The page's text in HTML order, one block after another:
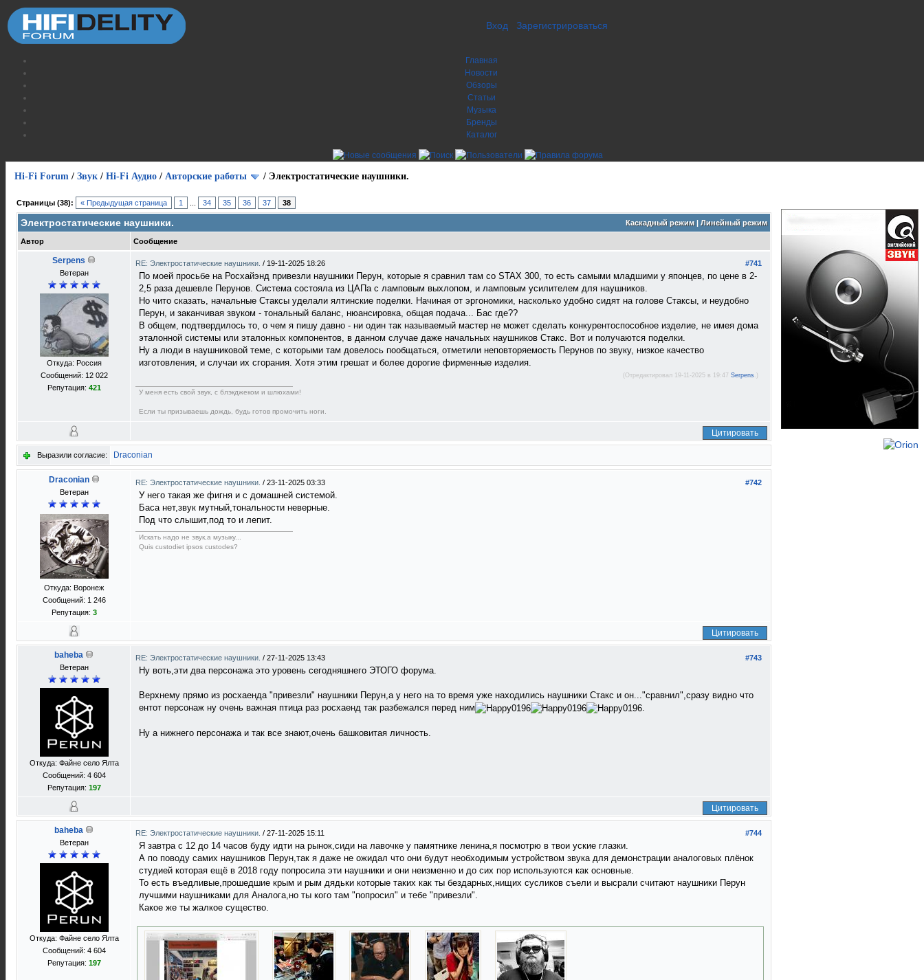
Вход Зарегистрироваться
Главная
Новости
Обзоры
Статьи
Музыка
Бренды
Каталог
Hi-Fi Forum / Звук / Hi-Fi Аудио / Авторские работы / Электростатические наушники.
Страницы (38): « Предыдущая страница 1 34 35 36 37 38
Каскадный режим| Линейный режим
Электростатические наушники.
Автор Сообщение
Serpens
Ветеран
Откуда: Россия
Сообщений: 12 022
Репутация: 421
#741
RE: Электростатические наушники. / 19-11-2025 18:26
По моей просьбе на Росхайэнд привезли наушники Перун, которые я сравнил там со STAX 300, то есть самыми младшими у японцев, по цене в 2-
2,5 раза дешевле Перунов. Система состояла из ЦАПа с ламповым выхлопом, и ламповым усилителем для наушников.
Но чито сказать, начальные Стаксы уделали ялтинские поделки. Начиная от эргономики, насколько удобно сидят на голове Стаксы, и неудобно
Перун, и заканчивая звуком - тональный баланс, нюансировка, общая подача... Бас где??
В общем, подтвердилось то, о чем я пишу давно - ни один так называемый мастер не может сделать конкурентоспособное изделие, не имея дома
эталонной системы или эталонных компонентов, в данном случае даже начальных наушников Стакс. Вот и получаются поделки.
Ну а люди в наушниковой теме, с которыми там довелось пообщаться, отметили неповторяемость Перунов по звуку, низкое качество
изготовления, и случаи их сгорания. Хотя этим грешат и более дорогие фирменные изделия.
(Отредактировал 19-11-2025 в 19:47 Serpens.)
У меня есть свой звук, с блэкджеком и шлюхами!
Если ты призываешь дождь, будь готов промочить ноги.
Цитировать
Выразили согласие: Draconian
Draconian
Ветеран
Откуда: Воронеж
Сообщений: 1 246
Репутация: 3
#742
RE: Электростатические наушники. / 23-11-2025 03:33
У него такая же фигня и с домашней системой.
Баса нет,звук мутный,тональности неверные.
Под что слышит,под то и лепит.
Искать надо не звук,а музыку...
Quis custodiet ipsos custodes?
Цитировать
baheba
Ветеран
Откуда: Файне село Ялта
Сообщений: 4 604
Репутация: 197
#743
RE: Электростатические наушники. / 27-11-2025 13:43
Ну воть,эти два персонажа это уровень сегодняшнего ЭТОГО форума.
Верхнему прямо из росхаенда "привезли" наушники Перун,а у него на то время уже находились наушники Стакс и он..."сравнил",сразу видно что
ентот персонаж ну очень важная птица раз росхаенд так разбежался перед ним
.
Ну а нижнего персонажа и так все знают,очень башковитая личность.
Цитировать
baheba
Ветеран
Откуда: Файне село Ялта
Сообщений: 4 604
Репутация: 197
#744
RE: Электростатические наушники. / 27-11-2025 15:11
Я завтра с 12 до 14 часов буду идти на рынок,сиди на лавочке у памятнике ленина,я посмотрю в твои уские глазки.
А по поводу самих наушников Перун,так я даже не ожидал что они будут необходимым устройством звука для демонстрации аналоговых плёнок
студией которая ещё в 2018 году попросила эти наушники и они неизменно и до сих пор используются как основные.
То есть въедливые,прошедшие крым и рым дядьки которые таких как ты бездарных,нищих сусликов съели и высрали считают наушники Перун
лучшими наушниками для Аналога,но ты кого там "попросил" и тебе "привезли".
Какое же ты жалкое существо.